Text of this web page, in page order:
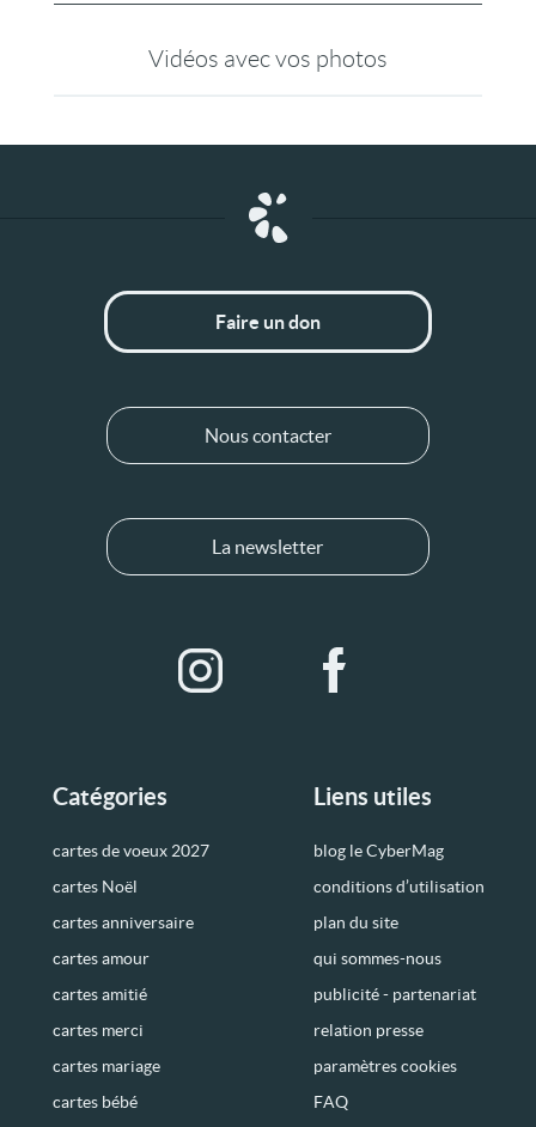
Vidéos avec vos photos
Catégories
cartes de voeux 2027
cartes Noël
cartes anniversaire
cartes amour
cartes amitié
cartes merci
cartes mariage
cartes bébé
Liens utiles
blog le CyberMag
conditions d’utilisation
plan du site
qui sommes-nous
publicité - partenariat
relation presse
paramètres cookies
FAQ
Faire un don
Nous contacter
La newsletter